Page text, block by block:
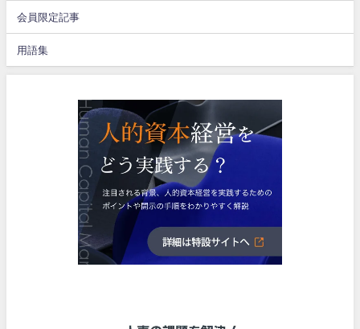
会員限定記事
用語集